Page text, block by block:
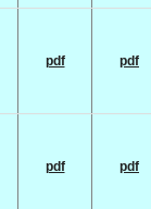
pdf pdf
pdf pdf